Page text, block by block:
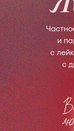
и
с
с